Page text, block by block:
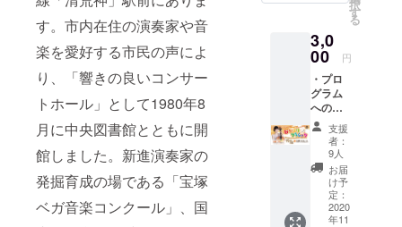
す。市内在住の演奏家や音
楽を愛好する市民の声によ
り、「響きの良いコンサー
トホール」として1980年8
月に中央図書館とともに開
館しました。新進演奏家の
発掘育成の場である「宝塚
ベガ音楽コンクール」、国
「宝塚市の
文化芸術振
興の推進母
体」として
取り組んで
まいりま
望され
は、
「記載
不要」
とご記
入にく
ださ
い。 ・
「宝塚
ベガ･
ホール
公式ク
リア
ファイ
ル」を
択
す
る
3,0
00 円
・プロ
グラム
へのご
芳名掲
載 記
載のお
名前に
ご希望
等をあ
れば備
考欄に
支援
者：
9人
お届
け予
定：
2020
年11